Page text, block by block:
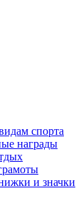
спорта
награды
и значки